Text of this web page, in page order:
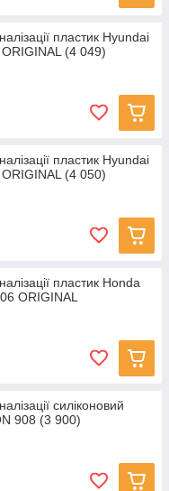
пластик Hyundai
(4 049)
пластик Hyundai
(4 050)
пластик Honda
ORIGINAL
силіконовий
908 (3 900)